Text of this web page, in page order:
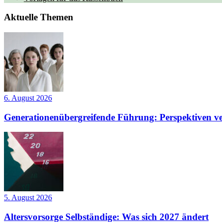
Aktuelle Themen
6. August 2026
Generationenübergreifende Führung: Perspektiven
5. August 2026
Altersvorsorge Selbständige: Was sich 2027 ändert